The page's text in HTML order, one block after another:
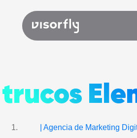
trucos
| Agencia de Marketing